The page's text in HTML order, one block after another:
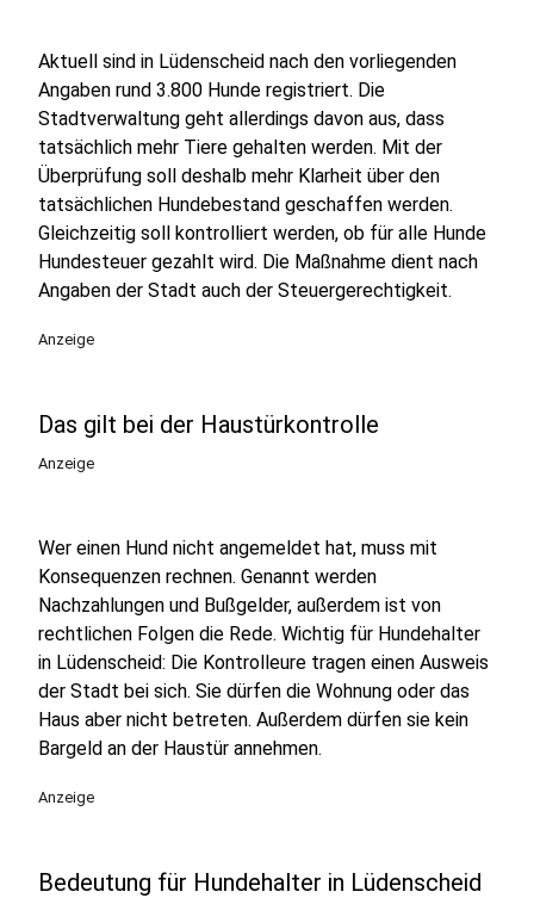
Aktuell sind in Lüdenscheid nach den vorliegenden
Angaben rund 3.800 Hunde registriert. Die
Stadtverwaltung geht allerdings davon aus, dass
tatsächlich mehr Tiere gehalten werden. Mit der
Überprüfung soll deshalb mehr Klarheit über den
tatsächlichen Hundebestand geschaffen werden.
Gleichzeitig soll kontrolliert werden, ob für alle Hunde
Hundesteuer gezahlt wird. Die Maßnahme dient nach
Angaben der Stadt auch der Steuergerechtigkeit.
Anzeige
Das gilt bei der Haustürkontrolle
Anzeige
Wer einen Hund nicht angemeldet hat, muss mit
Konsequenzen rechnen. Genannt werden
Nachzahlungen und Bußgelder, außerdem ist von
rechtlichen Folgen die Rede. Wichtig für Hundehalter
in Lüdenscheid: Die Kontrolleure tragen einen Ausweis
der Stadt bei sich. Sie dürfen die Wohnung oder das
Haus aber nicht betreten. Außerdem dürfen sie kein
Bargeld an der Haustür annehmen.
Anzeige
Bedeutung für Hundehalter in Lüdenscheid